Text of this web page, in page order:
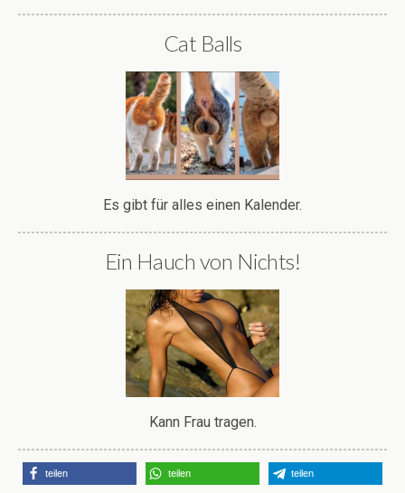
Cat Balls
Es gibt für alles einen Kalender.
Ein Hauch von Nichts!
Kann Frau tragen.
teilen teilen teilen